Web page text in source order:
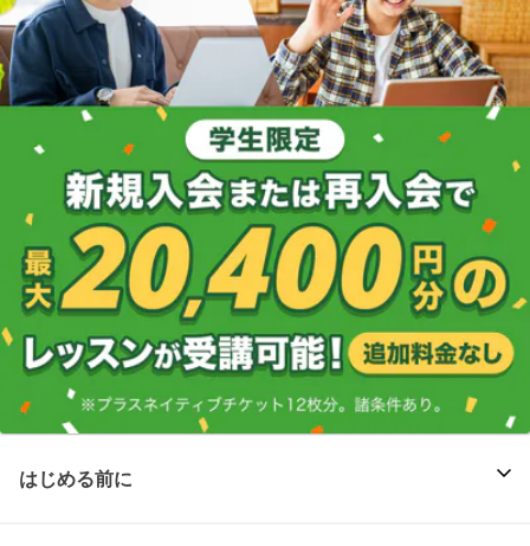
はじめる前に